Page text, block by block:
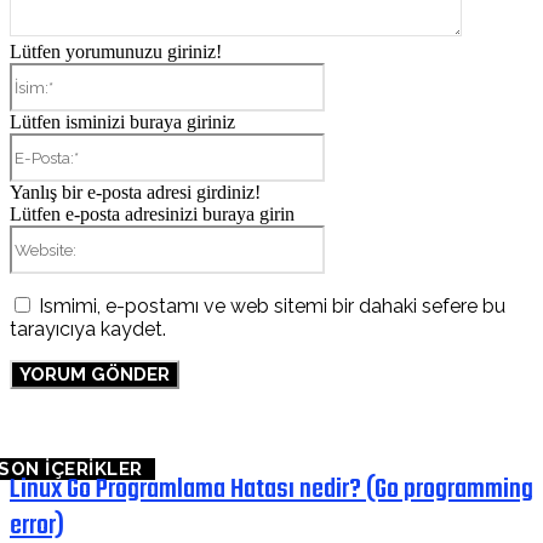
Lütfen yorumunuzu giriniz!
Lütfen isminizi buraya giriniz
Yanlış bir e-posta adresi girdiniz!
Lütfen e-posta adresinizi buraya girin
Ismimi, e-postamı ve web sitemi bir dahaki sefere bu
tarayıcıya kaydet.
İÇERİKLER
Linux Go Programlama Hatası nedir? (Go programming
error)